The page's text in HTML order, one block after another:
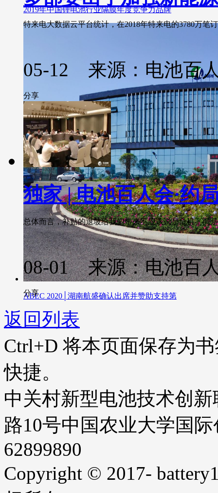
2019年中国锂电池行业隔膜年度竞争力品牌
ABEC 2020│湖南航盛确认出席并赞助支持第
特来电大数据云平台统计，在2018年特来电的3780万笔
05-12 来源：电池百
分享
独家 | 电池百人会·约
总体而言，补贴的退坡给我们带来不应该说是危机，而
08-01 来源：电池百
分享
返回列表
Ctrl+D 将本页面保存为
快捷。
中关村新型电池技术创
路10号中国农业大学国
62899890
Copyright © 2017-